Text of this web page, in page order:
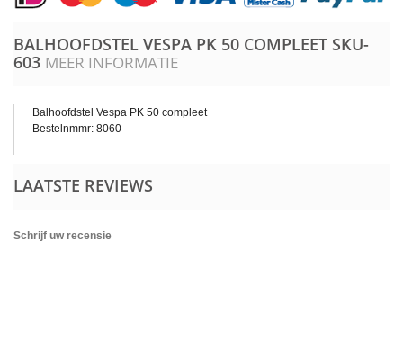
BALHOOFDSTEL VESPA PK 50 COMPLEET SKU-
603 MEER INFORMATIE
Balhoofdstel Vespa PK 50 compleet
Bestelnmmr: 8060
LAATSTE REVIEWS
Schrijf uw recensie